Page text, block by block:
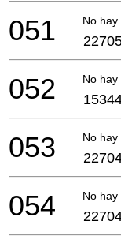
No hay
051
No hay
052
No hay
053
No hay
054